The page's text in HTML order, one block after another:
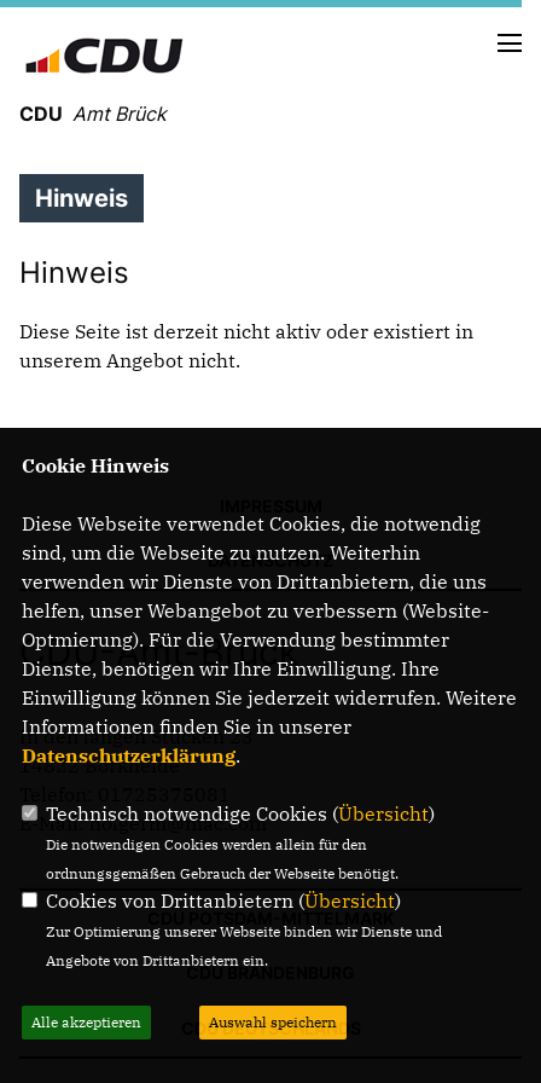
CDU Amt Brück
NEUIGKEITEN
Erklärt in 12 Min Gaskraftwerke
LINTHE
BORKHEIDE
BORKWALDE
NEUENDORF
BAITZ
ALT BORK
DEUTSCH BORK
BERLIN BRANDENBURG BEI FACEBOOK
Ich bin dafür
Hinweis
Hinweis
Diese Seite ist derzeit nicht aktiv oder existiert in
unserem Angebot nicht.
DATENSCHUTZ
CDU-Amt-Brück
In den langen Stücken 23
14822 Borkheide
E-Mail: holgerm@mac.com
CDU BRANDENBURG
CDU DEUTSCHLANDS
Cookie Hinweis
Diese Webseite verwendet Cookies, die notwendig
sind, um die Webseite zu nutzen. Weiterhin
verwenden wir Dienste von Drittanbietern, die uns
helfen, unser Webangebot zu verbessern (Website-
Optmierung). Für die Verwendung bestimmter
Dienste, benötigen wir Ihre Einwilligung. Ihre
Einwilligung können Sie jederzeit widerrufen. Weitere
Informationen finden Sie in unserer
Datenschutzerklärung.
Technisch notwendige Cookies (Übersicht)
Die notwendigen Cookies werden allein für den
ordnungsgemäßen Gebrauch der Webseite benötigt.
Cookies von Drittanbietern (Übersicht)
Zur Optimierung unserer Webseite binden wir Dienste und
Angebote von Drittanbietern ein.
Alle akzeptieren Auswahl speichern